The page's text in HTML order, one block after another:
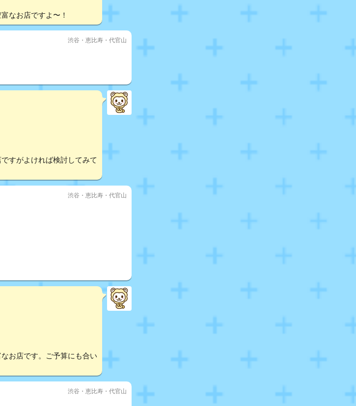
なお店ですよ〜！
渋谷・恵比寿・代官山
すがよければ検討してみて
渋谷・恵比寿・代官山
お店です。ご予算にも合い
渋谷・恵比寿・代官山